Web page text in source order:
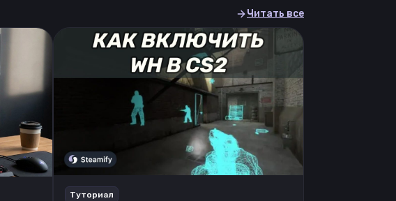
Читать все
Туториал